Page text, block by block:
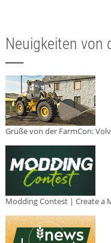
Neuigkeiten von
Grüße von der FarmCon:
Modding Contest | Create a